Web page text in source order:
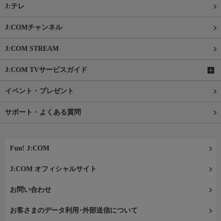
J:テレ
J:COMチャンネル
J:COM STREAM
J:COM TVサービスガイド
イベント・プレゼント
サポート・よくある質問
Fun! J:COM
J:COM オフィシャルサイト
お問い合わせ
お客さまのデータ利用･外部送信について